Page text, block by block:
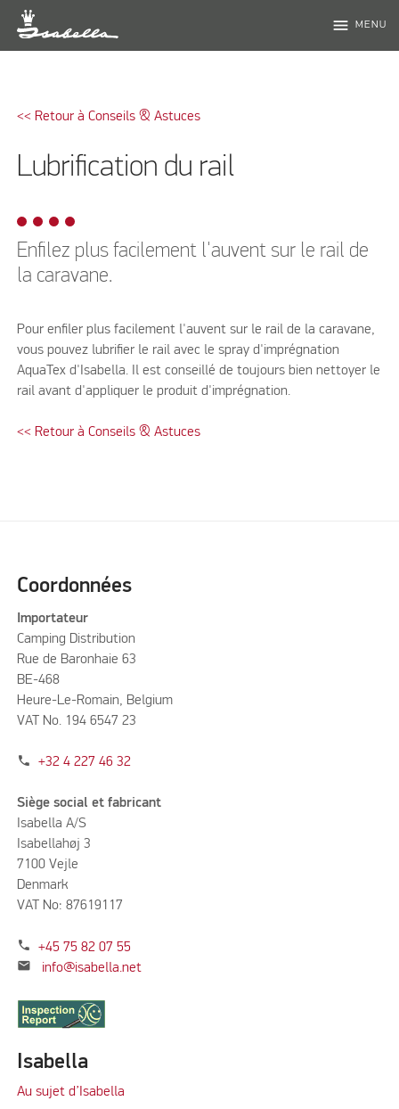
menu MENU
<< Retour à Conseils & Astuces
Lubrification du rail
Enfilez plus facilement l'auvent sur le rail de
la caravane.
Pour enfiler plus facilement l'auvent sur le rail de la caravane,
vous pouvez lubrifier le rail avec le spray d'imprégnation
AquaTex d'Isabella. Il est conseillé de toujours bien nettoyer le
rail avant d'appliquer le produit d'imprégnation.
<< Retour à Conseils & Astuces
Coordonnées
Importateur
Camping Distribution
Rue de Baronhaie 63
BE-468
Heure-Le-Romain, Belgium
VAT No. 194 6547 23
phone +32 4 227 46 32
Siège social et fabricant
Isabella A/S
Isabellahøj 3
7100 Vejle
Denmark
VAT No: 87619117
phone +45 75 82 07 55
mail info@isabella.net
Isabella
Au sujet d’Isabella